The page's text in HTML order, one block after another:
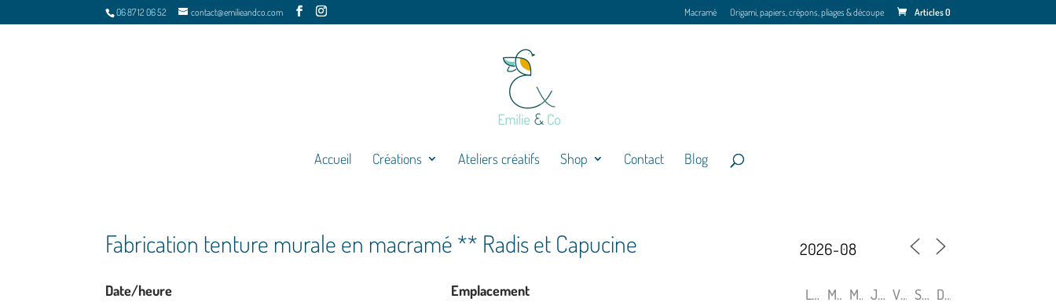
06 87 12 06 52 contact@emilieandco.com Macramé Origami, papiers, crépons, pliages & découpe Articles 0
Accueil Créations Ateliers créatifs Shop Contact Blog
Fabrication tenture murale en macramé ** Radis et Capucine
Date/heure
Emplacement
L M M J V S D